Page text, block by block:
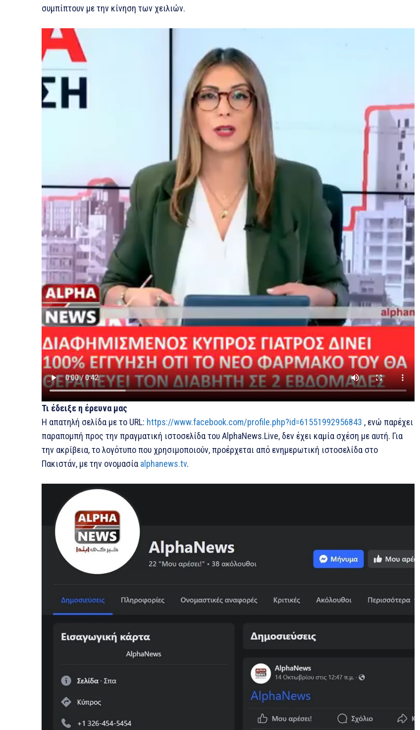
συμπίπτουν με την κίνηση των χειλιών.
Τι έδειξε η έρευνα μας
Η απατηλή σελίδα με το URL: https://www.facebook.com/profile.php?id=61551992956843 , ενώ παρέχει
παραπομπή προς την πραγματική ιστοσελίδα του AlphaNews.Live, δεν έχει καμία σχέση με αυτή. Για
την ακρίβεια, το λογότυπο που χρησιμοποιούν, προέρχεται από ενημερωτική ιστοσελίδα στο
Πακιστάν, με την ονομασία alphanews.tv.